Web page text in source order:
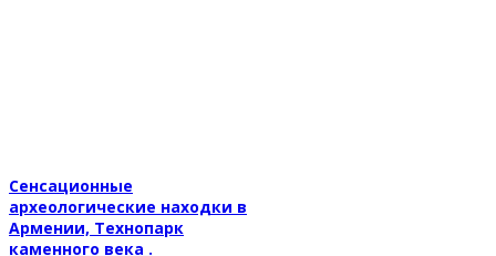
Сенсационные
археологические находки в
Армении, Технопарк
каменного века .